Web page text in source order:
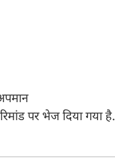
पर भेज दिया गया है.